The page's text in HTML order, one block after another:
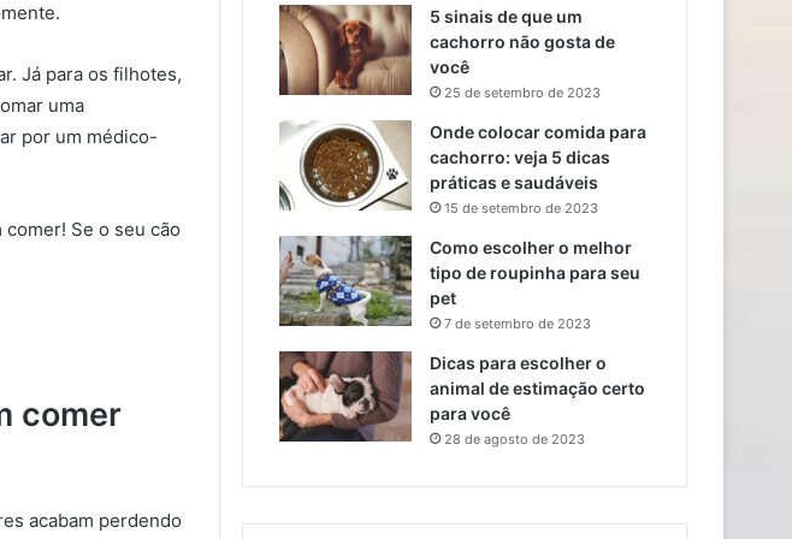
Já para os filhotes,
uma
por um médico-
Se o seu cão
comer
acabam perdendo
5 sinais de que um
cachorro não gosta de
você
25 de setembro de 2023
Onde colocar comida para
cachorro: veja 5 dicas
práticas e saudáveis
15 de setembro de 2023
Como escolher o melhor
tipo de roupinha para seu
pet
7 de setembro de 2023
Dicas para escolher o
animal de estimação certo
para você
28 de agosto de 2023